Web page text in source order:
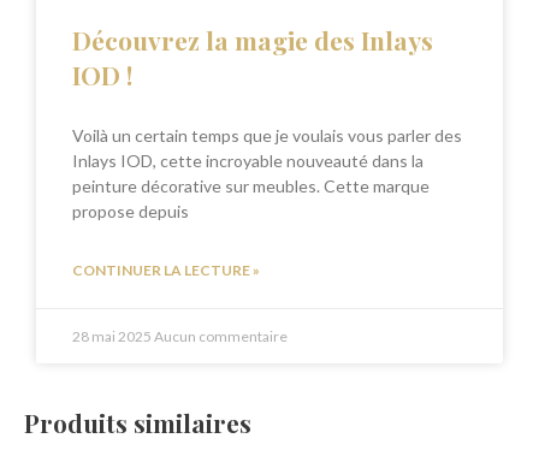
Découvrez la magie des Inlays
IOD !
Voilà un certain temps que je voulais vous parler des
Inlays IOD, cette incroyable nouveauté dans la
peinture décorative sur meubles. Cette marque
propose depuis
CONTINUER LA LECTURE »
28 mai 2025 Aucun commentaire
Produits similaires